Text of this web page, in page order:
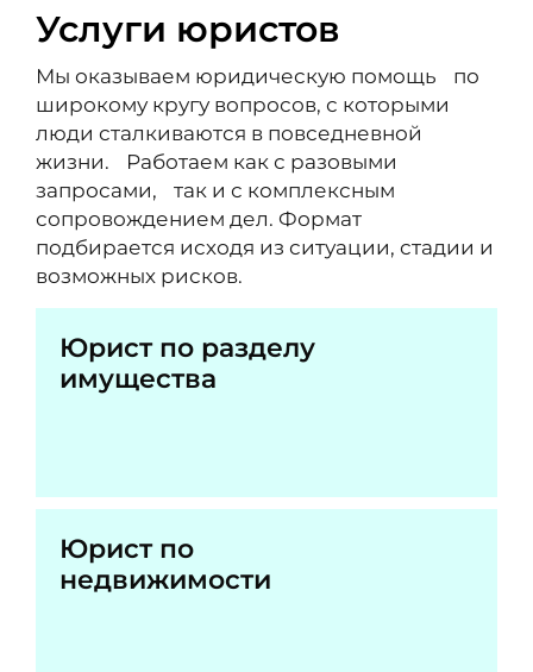
Услуги юристов
Мы оказываем юридическую помощь по
широкому кругу вопросов, с которыми
люди сталкиваются в повседневной
жизни. Работаем как с разовыми
запросами, так и с комплексным
сопровождением дел. Формат
подбирается исходя из ситуации, стадии и
возможных рисков.
Юрист по разделу
имущества
Юрист по
недвижимости